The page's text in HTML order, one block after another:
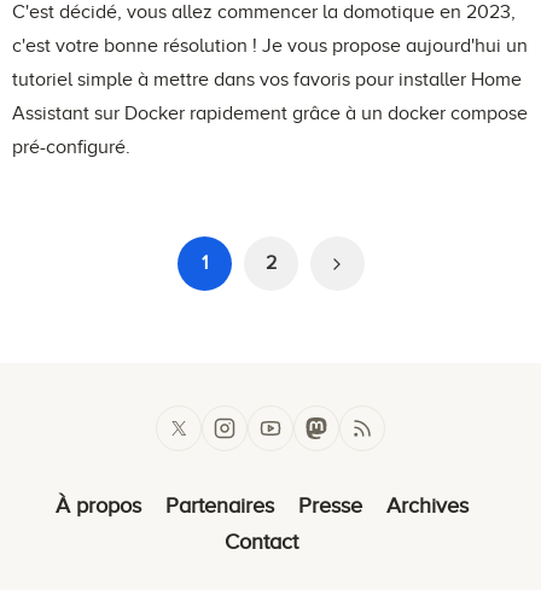
C'est décidé, vous allez commencer la domotique en 2023,
c'est votre bonne résolution ! Je vous propose aujourd'hui un
tutoriel simple à mettre dans vos favoris pour installer Home
Assistant sur Docker rapidement grâce à un docker compose
pré-configuré.
1 2
À propos Partenaires Presse
Archives
Contact